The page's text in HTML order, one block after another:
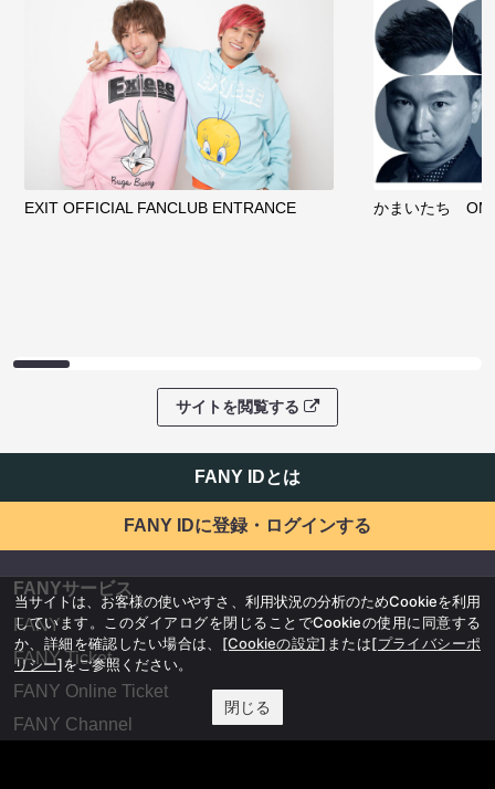
EXIT OFFICIAL FANCLUB ENTRANCE かまいたち
サイトを閲覧する
FANY IDとは
FANY IDに登録・ログインする
FANYサービス
FANY
FANY Ticket
FANY Online Ticket
FANY Channel
当サイトは、お客様の使いやすさ、利用状況の分析のためCookieを利用
しています。このダイアログを閉じることでCookieの使用に同意する
か、詳細を確認したい場合は、 [Cookieの設定] または[プライバシーポ
リシー]をご参照ください。
閉じる